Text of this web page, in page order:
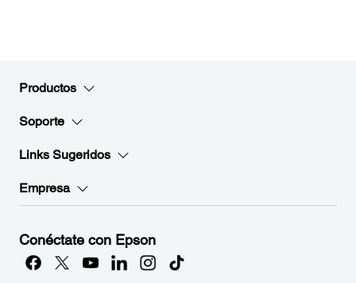
Productos
Soporte
Links Sugeridos
Empresa
Conéctate con Epson